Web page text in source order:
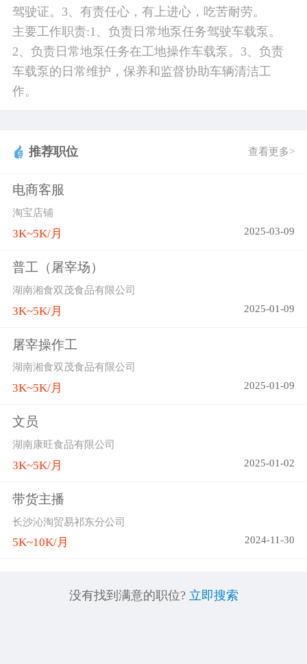
驾驶证。3、有责任心，有上进心，吃苦耐劳。
主要工作职责:1、负责日常地泵任务驾驶车载泵。
2、负责日常地泵任务在工地操作车载泵。3、负责
车载泵的日常维护，保养和监督协助车辆清洁工
作。
推荐职位 查看更多>
电商客服
淘宝店铺
3K~5K/月 2025-03-09
普工（屠宰场）
湖南湘食双茂食品有限公司
3K~5K/月 2025-01-09
屠宰操作工
湖南湘食双茂食品有限公司
3K~5K/月 2025-01-09
文员
湖南康旺食品有限公司
3K~5K/月 2025-01-02
带货主播
长沙沁淘贸易祁东分公司
5K~10K/月 2024-11-30
没有找到满意的职位? 立即搜索